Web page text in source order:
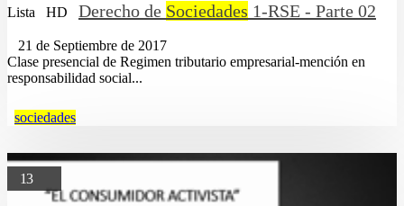
Lista HD Derecho de Sociedades 1-RSE - Parte 02
21 de Septiembre de 2017
Clase presencial de Regimen tributario empresarial-mención en
responsabilidad social...
sociedades
13